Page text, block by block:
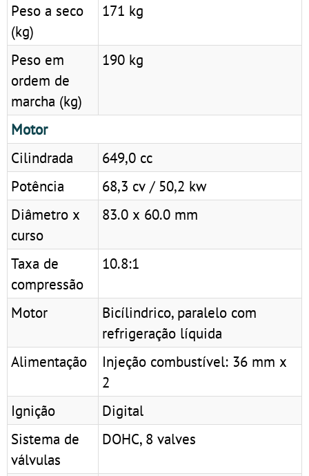
Peso a seco
(kg)
171 kg
Peso em
ordem de
marcha (kg)
190 kg
Motor
Cilindrada
649,0 cc
Potência
68,3 cv / 50,2 kw
Diâmetro x
curso
83.0 x 60.0 mm
Taxa de
compressão
10.8:1
Motor
Bicílindrico, paralelo com
refrigeração líquida
Alimentação
Injeção combustível: 36 mm x
2
Ignição
Digital
Sistema de
válvulas
DOHC, 8 valves